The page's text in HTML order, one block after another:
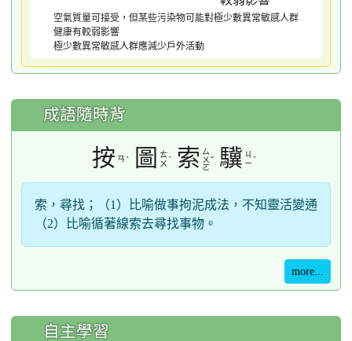
空氣質量可接受，但某些污染物可能對極少數異常敏感人群
健康有較弱影響
極少數異常敏感人群應減少戶外活動
成語隨時背
按 ㄢ ˋ 圖 ㄊ
ㄨ ˊ 索 ㄙ
ㄨ
ㄛ
ˇ 驥 ㄐ
ㄧ ˋ
索，尋找；（1）比喻做事拘泥成法，不知靈活變通
（2）比喻循著線索去尋找事物。
more...
自主學習